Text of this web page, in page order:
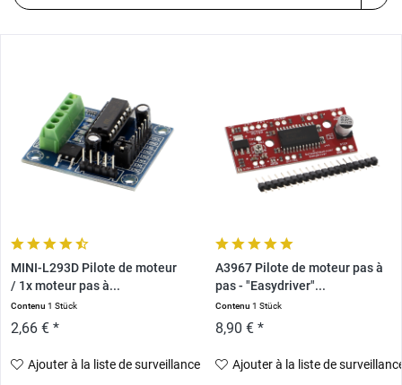
MINI-L293D Pilote de moteur
/ 1x moteur pas à...
Contenu1 Stück
2,66 € *
Ajouter à la liste de surveillance
A3967 Pilote de moteur pas à
pas - "Easydriver"...
Contenu 1 Stück
8,90 € *
Ajouter à la liste de